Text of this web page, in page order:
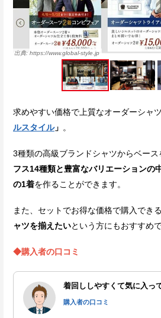
https://www.global-style.jp
求めやすい価格で上質なオーダーシャ
ルスタイル」 。
3種類の高級ブランドシャツからベース
フス14種類と豊富なバリエーションの
の1着を作ることができます。
また、セットでお得な価格で購入できる
ャツを揃えたいという方にもおすすめで
◆購入者の口コミ
着回ししやすくて気に入っ
購入者の口コミ